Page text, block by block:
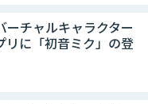
チャルキャラクター
リに「初音ミク」の登